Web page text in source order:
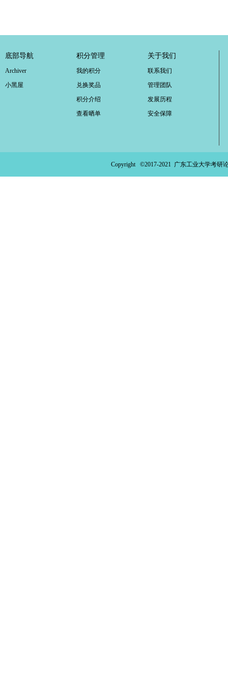
底部导航
Archiver
小黑屋
积分管理
我的积分
兑换奖品
积分介绍
查看晒单
关于我们
联系我们
管理团队
发展历程
安全保障
Copyright ©2017-2021 广东工业大学考研